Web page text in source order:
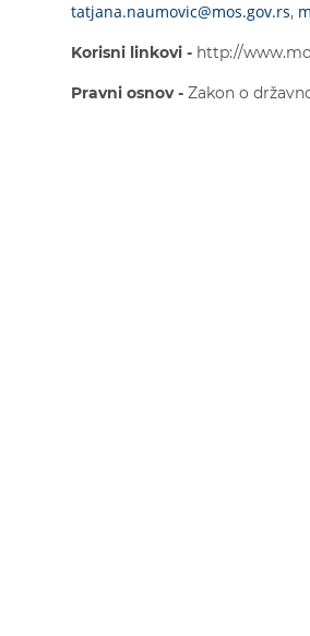
tatjana.naumovic@mos.gov.rs,
Korisni linkovi - http://
Pravni osnov - Zakon o